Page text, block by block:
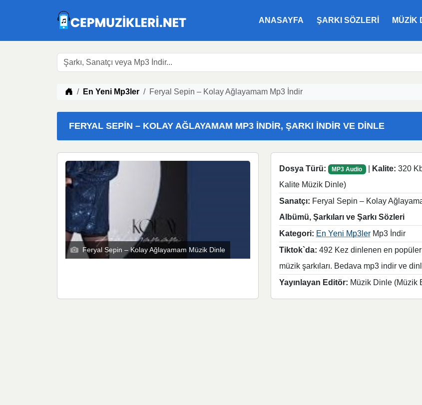
ANASAYFA ŞARKI SÖZLERI MÜZIK
Müzik indir
En Yeni Mp3ler Feryal Sepin – Kolay Ağlayamam Mp3 İndir
FERYAL SEPIN – KOLAY AĞLAYAMAM MP3 İNDIR, ŞARKI İNDIR VE DINLE
Feryal Sepin – Kolay Ağlayamam Müzik Dinle
Dosya Türü: MP3 Audio Kalite: 320
Kalite Müzik Dinle)
Sanatçı: Feryal Sepin – Kolay
Albümü, Şarkıları ve Şarkı Sözleri
Kategori: En Yeni Mp3lerMp3 İndir
Tiktok`da: 492 Kez dinlenen en
müzik şarkıları. Bedava mp3 indir ve
Yayınlayan Editör: Müzik Dinle (Müzik